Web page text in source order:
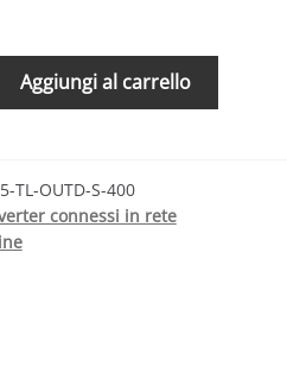
Aggiungi al carrello
TL-OUTD-S-400
connessi in rete